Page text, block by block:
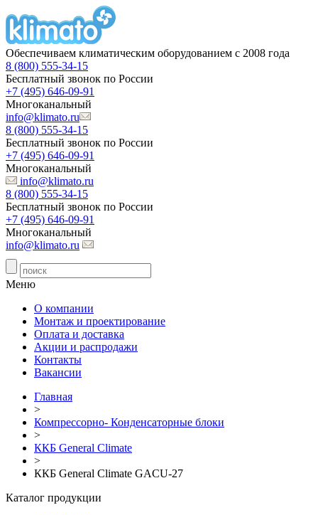
Обеспечиваем климатическим оборудованием с 2008 года
8 (800) 555-34-15
Бесплатный звонок по России
+7 (495) 646-09-91
Многоканальный
info@klimato.ru
8 (800) 555-34-15
Бесплатный звонок по России
+7 (495) 646-09-91
Многоканальный
info@klimato.ru
8 (800) 555-34-15
Бесплатный звонок по России
+7 (495) 646-09-91
Многоканальный
info@klimato.ru
Меню
О компании
Монтаж и проектирование
Оплата и доставка
Акции и распродажи
Контакты
Вакансии
Главная
>
Компрессорно- Конденсаторные блоки
>
ККБ General Climate
>
ККБ General Climate GACU-27
Каталог продукции